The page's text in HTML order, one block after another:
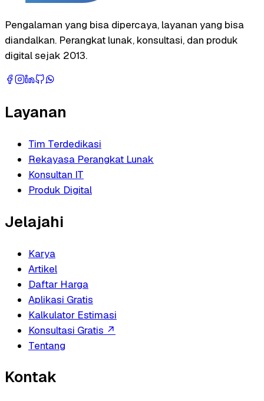
Pengalaman yang bisa dipercaya, layanan yang bisa
diandalkan. Perangkat lunak, konsultasi, dan produk
digital sejak 2013.
Layanan
Tim Terdedikasi
Rekayasa Perangkat Lunak
Konsultan IT
Produk Digital
Jelajahi
Karya
Artikel
Daftar Harga
Aplikasi Gratis
Kalkulator Estimasi
Konsultasi Gratis ↗
Tentang
Kontak